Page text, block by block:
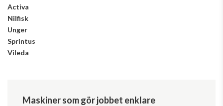
Activa
Nilfisk
Unger
Sprintus
Vileda
Maskiner som gör jobbet enklare